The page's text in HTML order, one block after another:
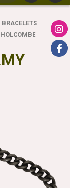
BRACELETS